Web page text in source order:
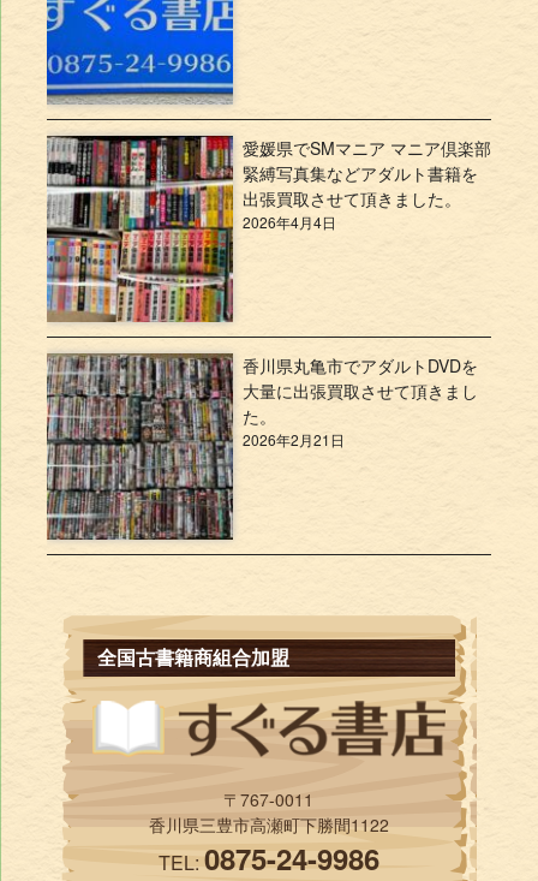
愛媛県でSMマニア マニア倶楽部
緊縛写真集などアダルト書籍を
出張買取させて頂きました。
2026年4月4日
香川県丸亀市でアダルトDVDを
大量に出張買取させて頂きまし
た。
2026年2月21日
全国古書籍商組合加盟
〒767-0011
香川県三豊市高瀬町下勝間1122
TEL:0875-24-9986